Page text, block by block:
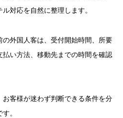
対応を自然に整理します。
外国人客は、受付開始時間、所要
い方法、移動先までの時間を確認
客様が迷わず判断できる条件を分
。